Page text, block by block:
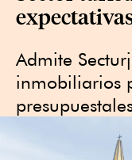
Admite
inmobiliarios